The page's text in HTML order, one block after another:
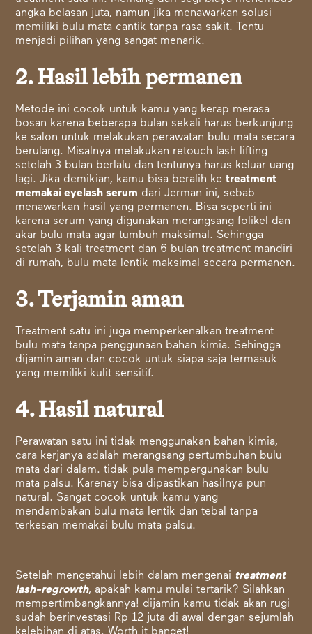
angka belasan juta, namun jika menawarkan solusi
memiliki bulu mata cantik tanpa rasa sakit. Tentu
menjadi pilihan yang sangat menarik.
2. Hasil lebih permanen
Metode ini cocok untuk kamu yang kerap merasa
bosan karena beberapa bulan sekali harus berkunjung
ke salon untuk melakukan perawatan bulu mata secara
berulang. Misalnya melakukan retouch lash lifting
setelah 3 bulan berlalu dan tentunya harus keluar uang
lagi. Jika demikian, kamu bisa beralih ketreatment
memakai eyelash serum dari Jerman ini, sebab
menawarkan hasil yang permanen. Bisa seperti ini
karena serum yang digunakan merangsang folikel dan
akar bulu mata agar tumbuh maksimal. Sehingga
setelah 3 kali treatment dan 6 bulan treatment mandiri
di rumah, bulu mata lentik maksimal secara permanen.
3. Terjamin aman
Treatment satu ini juga memperkenalkan treatment
bulu mata tanpa penggunaan bahan kimia. Sehingga
dijamin aman dan cocok untuk siapa saja termasuk
yang memiliki kulit sensitif.
4. Hasil natural
Perawatan satu ini tidak menggunakan bahan kimia,
cara kerjanya adalah merangsang pertumbuhan bulu
mata dari dalam. tidak pula mempergunakan bulu
mata palsu. Karenay bisa dipastikan hasilnya pun
natural. Sangat cocok untuk kamu yang
mendambakan bulu mata lentik dan tebal tanpa
terkesan memakai bulu mata palsu.
Setelah mengetahui lebih dalam mengenai treatment
lash-regrowth, apakah kamu mulai tertarik? Silahkan
mempertimbangkannya! dijamin kamu tidak akan rugi
sudah berinvestasi Rp 12 juta di awal dengan sejumlah